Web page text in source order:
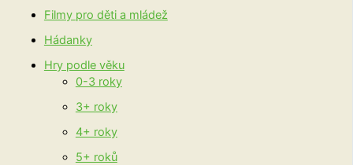
Filmy pro děti a mládež
Hádanky
Hry podle věku
0-3 roky
3+ roky
4+ roky
5+ roků